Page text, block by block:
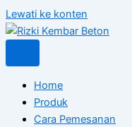
Lewati ke konten
Home
Produk
Cara Pemesanan